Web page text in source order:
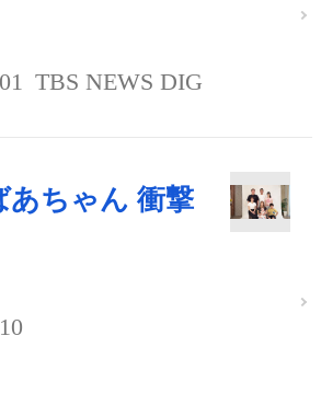
TBS NEWS DIG
あちゃん 衝撃